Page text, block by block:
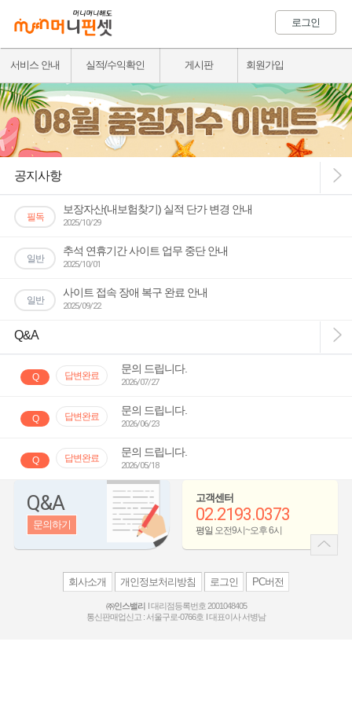
로그인
서비스 안내 실적/수익확인 게시판 회원가입
공지사항
필독
보장자산(내보험찾기) 실적 단가 변경 안내
2025/10/29
일반
추석 연휴기간 사이트 업무 중단 안내
2025/10/01
일반
사이트 접속 장애 복구 완료 안내
2025/09/22
Q&A
Q 답변완료
문의 드립니다.
2026/07/27
Q 답변완료
문의 드립니다.
2026/06/23
Q 답변완료
문의 드립니다.
2026/05/18
Q&A
문의하기
고객센터
02.2193.0373
평일 오전9시~오후 6시
회사소개 개인정보처리방침 로그인 PC버전
㈜인스밸리 대리점등록번호 2001048405
통신판매업신고 : 서울구로-0766호
대표이사 서병남